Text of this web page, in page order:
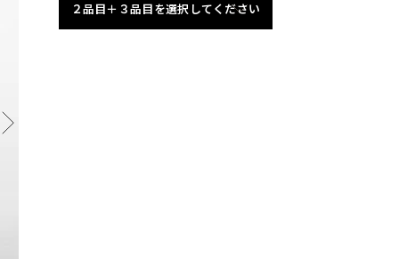
２品目＋３品目を選択してください